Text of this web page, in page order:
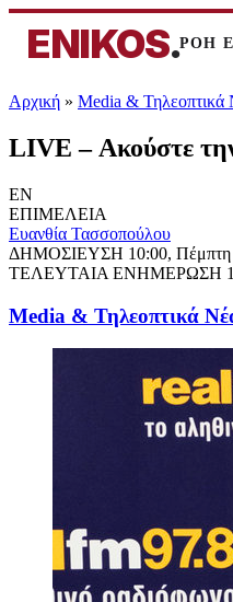
ENIKOS.ΡΟΗ
Αρχική » Media & Τηλεοπτικά
LIVE – Ακούστε
EN
ΕΠΙΜΕΛΕΙΑ
Ευανθία Τασσοπούλου
ΔΗΜΟΣΙΕΥΣΗ 10:00,
ΤΕΛΕΥΤΑΙΑ ΕΝΗΜΕΡΩΣΗ
Media & Τηλεοπτικά